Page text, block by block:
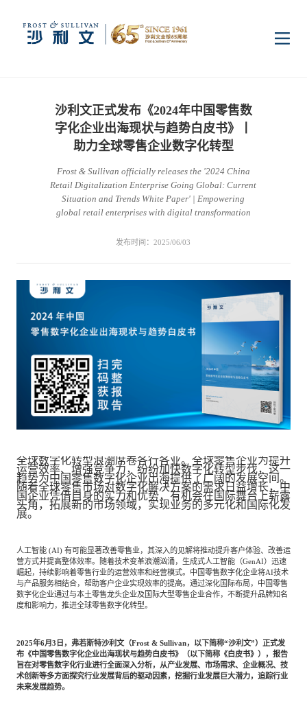
行业研究
餐饮与新零售 半导体与芯片
智能家居 汽车与出行
公共服务 食品与饮料
科技、媒体和通信 金融科技
地产与物业
美容时尚 大数据与人工智能
特种新材料 文化娱乐
企业咨询服务
公司动态
媒体报道
活动
关于我们
公司介绍
中国管理团队
表现与影响
战略合作伙伴
沙利文中国分支机构
加入我们
中
沙利文正式发布《2024年中国零售数
字化企业出海现状与趋势白皮书》丨
助力全球零售企业数字化转型
Frost & Sullivan officially releases the '2024 China
Retail Digitalization Enterprise Going Global: Current
Situation and Trends White Paper' | Empowering
global retail enterprises with digital transformation
发布时间：2025/06/03
全球数字化转型浪潮席卷各行各业。全球零售企业为提升
运营效率、增强竞争力，纷纷加快数字化转型步伐，这一
趋势为中国零售数字化企业出海提供了广阔的发展空间。
随着全球零售市场对数字化解决方案的需求日益增长，中
国企业凭借自身的实力和优势，有机会在国际舞台上崭露
头角，拓展新的市场领域，实现业务的多元化和国际化发
展。
人工智能 (AI) 有可能显著改善零售业，其深入的见解将推动提升客户体验、改善运
营方式并提高整体效率。随着技术变革浪潮汹涌，生成式人工智能（GenAI）迅速
崛起，持续影响着零售行业的运营效率和经营模式。中国零售数字化企业将AI技术
与产品服务相结合，帮助客户企业实现效率的提高。通过深化国际布局，中国零售
数字化企业通过与本土零售龙头企业及国际大型零售企业合作，不断提升品牌知名
度和影响力，推进全球零售数字化转型。
2025年6月3日，弗若斯特沙利文（Frost & Sullivan，以下简称“沙利文”）正式发
布《中国零售数字化企业出海现状与趋势白皮书》（以下简称《白皮书》），报告
旨在对零售数字化行业进行全面深入分析，从产业发展、市场需求、企业概况、技
术创新等多方面探究行业发展背后的驱动因素，挖掘行业发展巨大潜力，追踪行业
未来发展趋势。